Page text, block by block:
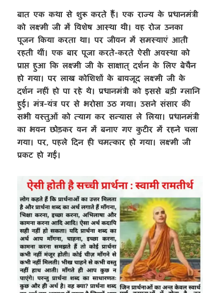
बात एक कथा से शुरू करते हैं। एक राज्य के प्रधानमंत्री
को लक्ष्मी जी में विशेष आस्था थी। वह रोज उनका
पूजन किया करता था। पर जीवन में समस्याएं आती
रहती थीं। एक बार पूजा करते-करते ऐसी अवस्था को
प्राप्त हुआ कि लक्ष्मी जी के साक्षात् दर्शन के लिए बेचैन
हो गया। पर लाख कोशिशों के बावजूद लक्ष्मी जी के
दर्शन नहीं हो पा रहे थे। प्रधानमंत्री को इससे बड़ी ग्लानि
हुई। मंत्र-यंत्र पर से भरोसा उठ गया। उसने संसार की
सभी वस्तुओं को त्याग कर सन्यास ले लिया। प्रधानमंत्री
का भवन छोड़कर वन में बनाए गए कुटीर में रहने चला
गया। पर, पहले दिन ही चमत्कार हो गया। लक्ष्मी जी
प्रकट हो गईं।